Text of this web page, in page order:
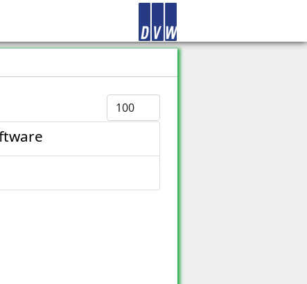
Anzeige #